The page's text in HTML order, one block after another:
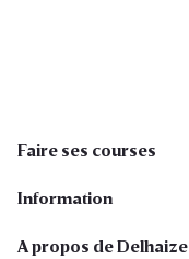
Faire ses courses
Information
A propos de Delhaize